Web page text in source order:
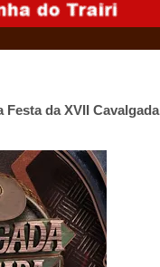
da XVII Cavalgada